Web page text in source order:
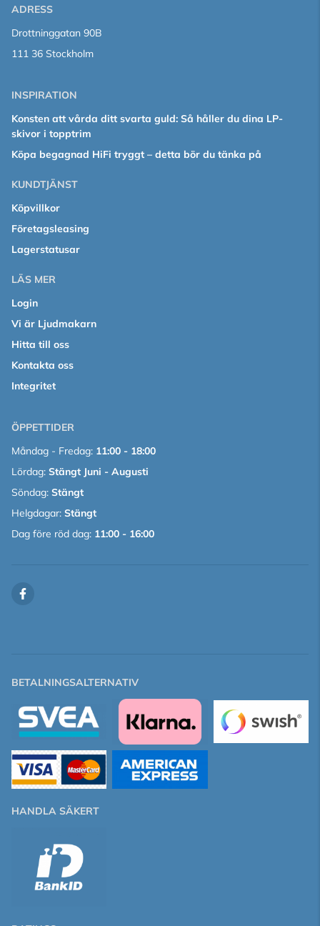
ADRESS
Drottninggatan 90B
111 36 Stockholm
INSPIRATION
Konsten att vårda ditt svarta guld: Så håller du dina LP-
skivor i topptrim
Köpa begagnad HiFi tryggt – detta bör du tänka på
KUNDTJÄNST
Köpvillkor
Företagsleasing
Lagerstatusar
LÄS MER
Login
Vi är Ljudmakarn
Hitta till oss
Kontakta oss
Integritet
ÖPPETTIDER
Måndag - Fredag: 11:00 - 18:00
Lördag: Stängt Juni - Augusti
Söndag: Stängt
Helgdagar: Stängt
Dag före röd dag: 11:00 - 16:00
BETALNINGSALTERNATIV
HANDLA SÄKERT